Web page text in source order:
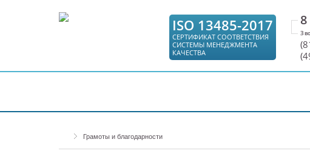
ISO 13485-2017
СЕРТИФИКАТ СООТВЕТСТВИЯ
СИСТЕМЫ МЕНЕДЖМЕНТА
КАЧЕСТВА
Грамоты и благодарности